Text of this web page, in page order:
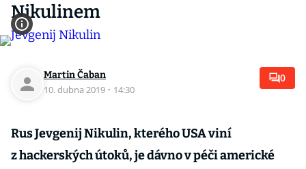
Nikulinem
Martin Čaban
10. dubna 2019 · 14:30
0
Rus Jevgenij Nikulin, kterého USA viní
z hackerských útoků, je dávno v péči americké